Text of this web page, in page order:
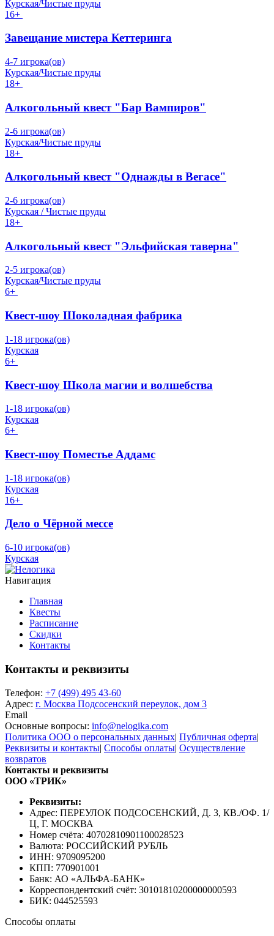
Курская/Чистые пруды
16+
Завещание мистера Кеттеринга
4-7 игрока(ов)
Курская/Чистые пруды
18+
Алкогольный квест "Бар Вампиров"
2-6 игрока(ов)
Курская/Чистые пруды
18+
Алкогольный квест "Однажды в Вегасе"
2-6 игрока(ов)
Курская / Чистые пруды
18+
Алкогольный квест "Эльфийская таверна"
2-5 игрока(ов)
Курская/Чистые пруды
6+
Квест-шоу Шоколадная фабрика
1-18 игрока(ов)
Курская
6+
Квест-шоу Школа магии и волшебства
1-18 игрока(ов)
Курская
6+
Квест-шоу Поместье Аддамс
1-18 игрока(ов)
Курская
16+
Дело о Чёрной мессе
6-10 игрока(ов)
Курская
Навигация
Главная
Квесты
Расписание
Скидки
Контакты
Контакты и реквизиты
Телефон: +7 (499) 495 43-60
Адрес: г. Москва Подсосенский переулок, дом 3
Email
Основные вопросы: info@nelogika.com
Политика ООО о персональных данных| Публичная оферта|
Реквизиты и контакты| Способы оплаты| Осуществление
возвратов
Контакты и реквизиты
ООО «ТРИК»
Реквизиты:
Адрес: ПЕРЕУЛОК ПОДСОСЕНСКИЙ, Д. 3, КВ./ОФ. 1/
Ц, Г. МОСКВА
Номер счёта: 40702810901100028523
Валюта: РОССИЙСКИЙ РУБЛЬ
ИНН: 9709095200
КПП: 770901001
Банк: АО «АЛЬФА-БАНК»
Корреспондентский счёт: 30101810200000000593
БИК: 044525593
Способы оплаты